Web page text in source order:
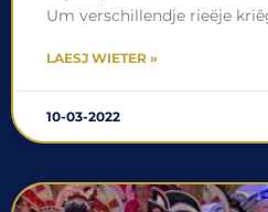
Um verschillendje rieëje
LAESJ WIETER »
10-03-2022